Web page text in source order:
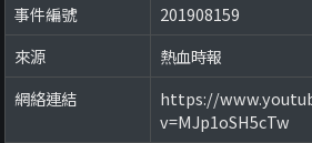
事件編號
201908159
來源
熱血時報
網絡連結
https://
v=MJp1oSH5cTw